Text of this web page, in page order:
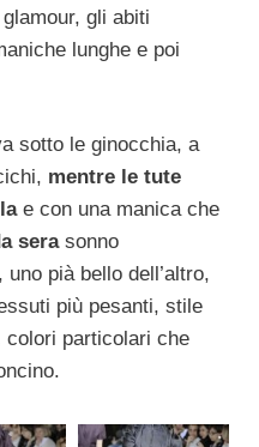
gli abiti
lunghe e poi
sotto le ginocchia, a
mentre le tute
e con una manica che
serasonno
pià bello dell’altro,
più pesanti, stile
particolari che